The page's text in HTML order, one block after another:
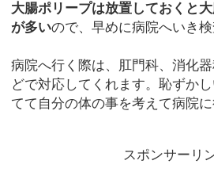
大腸ポリープは放置しておくと
が多いので、早めに病院へいき検
病院へ行く際は、肛門科、消化
どで対応してくれます。恥ずか
てて自分の体の事を考えて病院に
スポンサーリ